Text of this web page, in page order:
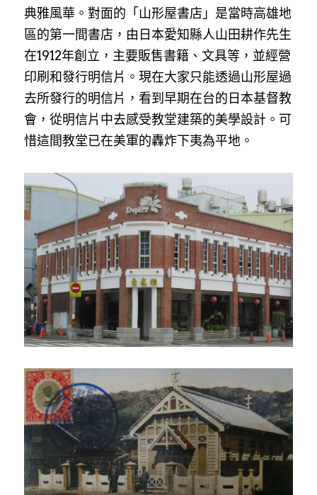
典雅風華。對面的「山形屋書店」是當時高雄地
區的第一間書店，由日本愛知縣人山田耕作先生
在1912年創立，主要販售書籍、文具等，並經營
印刷和發行明信片。現在大家只能透過山形屋過
去所發行的明信片，看到早期在台的日本基督教
會，從明信片中去感受教堂建築的美學設計。可
惜這間教堂已在美軍的轟炸下夷為平地。